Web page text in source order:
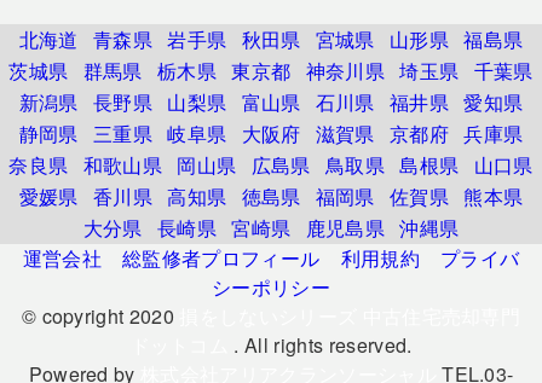
北海道 青森県 岩手県 秋田県 宮城県 山形県 福島県
茨城県 群馬県 栃木県 東京都 神奈川県 埼玉県 千葉県
新潟県 長野県 山梨県 富山県 石川県 福井県 愛知県
静岡県 三重県 岐阜県 大阪府 滋賀県 京都府 兵庫県
奈良県 和歌山県 岡山県 広島県 鳥取県 島根県
山口県
愛媛県 香川県 高知県 徳島県 福岡県 佐賀県 熊本県
大分県 長崎県 宮崎県 鹿児島県 沖縄県
運営会社
総監修者プロフィール 利用規約
プライバ
シーポリシー
© copyright 2020
. All rights reserved.
Powered by
TEL.03-